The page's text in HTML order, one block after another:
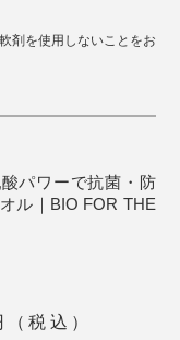
「モノを大切に使
。
」のフェイスタ
ちよく拭けるし、
シッとしていてく
状態です。
剤を使用しないことをお
パワーで抗菌・防
ル｜BIO FOR THE
（税込）